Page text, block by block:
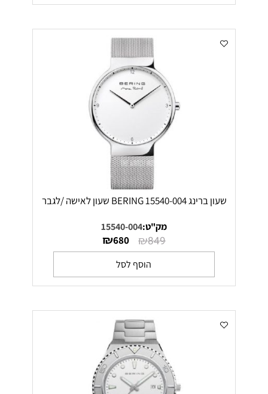
שעון ברינג 15540-004 BERING שעון לאישה /לגבר
מק"ט:15540-004
₪849
₪680
הוסף לסל